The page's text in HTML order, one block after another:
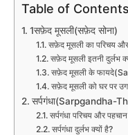
Table of Contents
1सफ़ेद मूसली(सफ़ेद सोना)
सफ़ेद मूसली का परिचय
सफ़ेद मूसली इतनी दुर्लभ
सफ़ेद मूसली के
सफ़ेद मूसली को घर पर
सर्पगंधा(Sarpgandha-
सर्पगंधा परिचय और पहचान
सर्पगंधा दुर्लभ क्यों है?